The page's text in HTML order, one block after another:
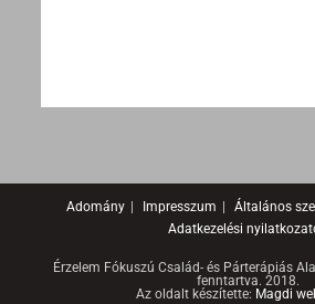
Adomány Impresszum
Általános
Adatkezelési
Érzelem Fókuszú Család- és Párterápiás
fenntartva. 2018.
Az oldalt készítette: Magdi